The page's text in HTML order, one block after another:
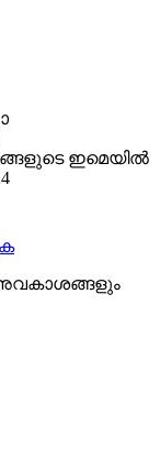
ഇമെയിൽ
അവകാശങ്ങളും